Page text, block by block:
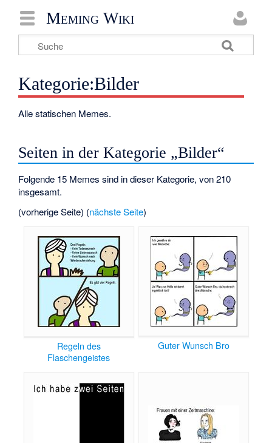
Meming Wiki
Kategorie:Bilder
Alle statischen Memes.
Seiten in der Kategorie „Bilder“
Folgende 15 Memes sind in dieser Kategorie, von 210
insgesamt.
(vorherige Seite) (nächste Seite)
Regeln des
Flaschengeistes
Guter Wunsch Bro